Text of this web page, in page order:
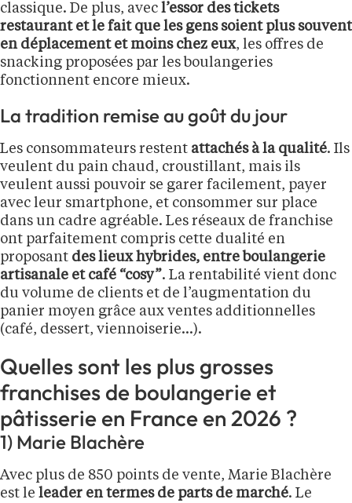
classique. De plus, avec l’essor des tickets
restaurant et le fait que les gens soient plus souvent
en déplacement et moins chez eux, les offres de
snacking proposées par les boulangeries
fonctionnent encore mieux.
La tradition remise au goût du jour
Les consommateurs restent attachés à la qualité. Ils
veulent du pain chaud, croustillant, mais ils
veulent aussi pouvoir se garer facilement, payer
avec leur smartphone, et consommer sur place
dans un cadre agréable. Les réseaux de franchise
ont parfaitement compris cette dualité en
proposant des lieux hybrides, entre boulangerie
artisanale et café “cosy”. La rentabilité vient donc
du volume de clients et de l’augmentation du
panier moyen grâce aux ventes additionnelles
(café, dessert, viennoiserie…).
Quelles sont les plus grosses
franchises de boulangerie et
pâtisserie en France en 2026 ?
1) Marie Blachère
Avec plus de 850 points de vente, Marie Blachère
est le leader en termes de parts de marché. Le